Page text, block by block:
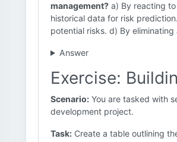
management? a) By reacting
historical data for risk
potential risks. d) By
Answer
Exercise:
Scenario: You are tasked with
development project.
Task: Create a table outlining